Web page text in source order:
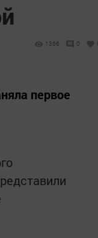
1366 0
первое